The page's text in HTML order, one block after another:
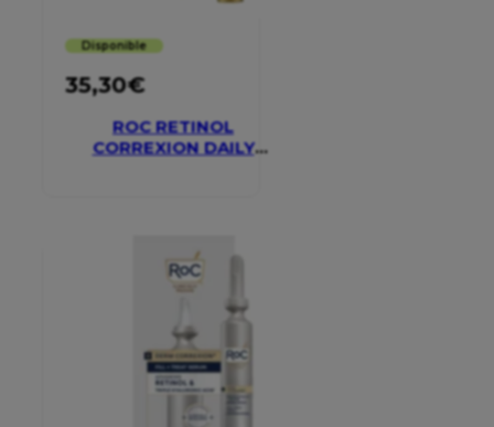
Disponible
35,30€
ROC RETINOL
CORREXION DAILY